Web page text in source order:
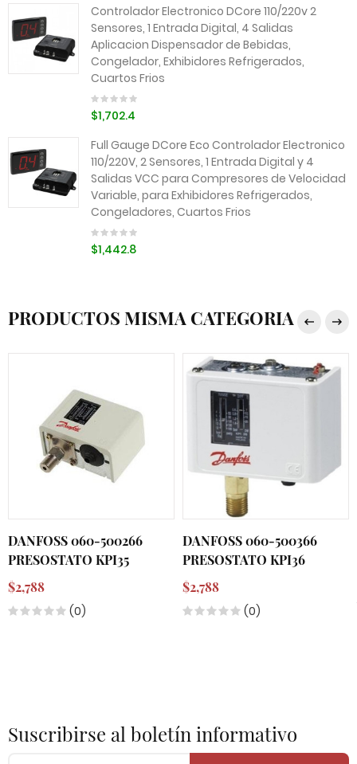
Controlador Electronico DCore 110/220v 2
Sensores, 1 Entrada Digital, 4 Salidas
Aplicacion Dispensador de Bebidas,
Congelador, Exhibidores Refrigerados,
Cuartos Frios
$1,702.4
Full Gauge DCore Eco Controlador Electronico
110/220V, 2 Sensores, 1 Entrada Digital y 4
Salidas VCC para Compresores de Velocidad
Variable, para Exhibidores Refrigerados,
Congeladores, Cuartos Frios
$1,442.8
PRODUCTOS MISMA CATEGORIA
DANFOSS 060-500266
PRESOSTATO KPI35
$2,788
(0)
DANFOSS 060-500366
PRESOSTATO KPI36
$2,788
(0)
Suscribirse al boletín informativo